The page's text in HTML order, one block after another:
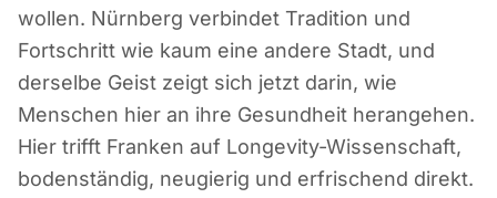
wollen. Nürnberg verbindet Tradition und
Fortschritt wie kaum eine andere Stadt, und
derselbe Geist zeigt sich jetzt darin, wie
Menschen hier an ihre Gesundheit herangehen.
Hier trifft Franken auf Longevity-Wissenschaft,
bodenständig, neugierig und erfrischend direkt.